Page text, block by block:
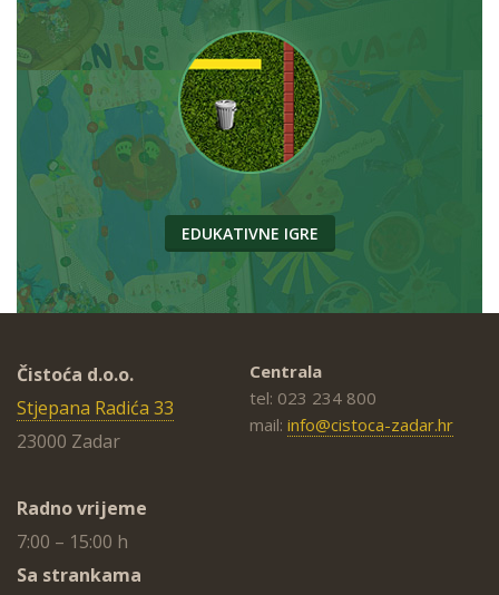
EDUKATIVNE IGRE
Čistoća d.o.o.
Stjepana Radića 33
23000 Zadar
Radno vrijeme
7:00 – 15:00 h
Sa strankama
Centrala
tel: 023 234 800
mail: info@cistoca-zadar.hr